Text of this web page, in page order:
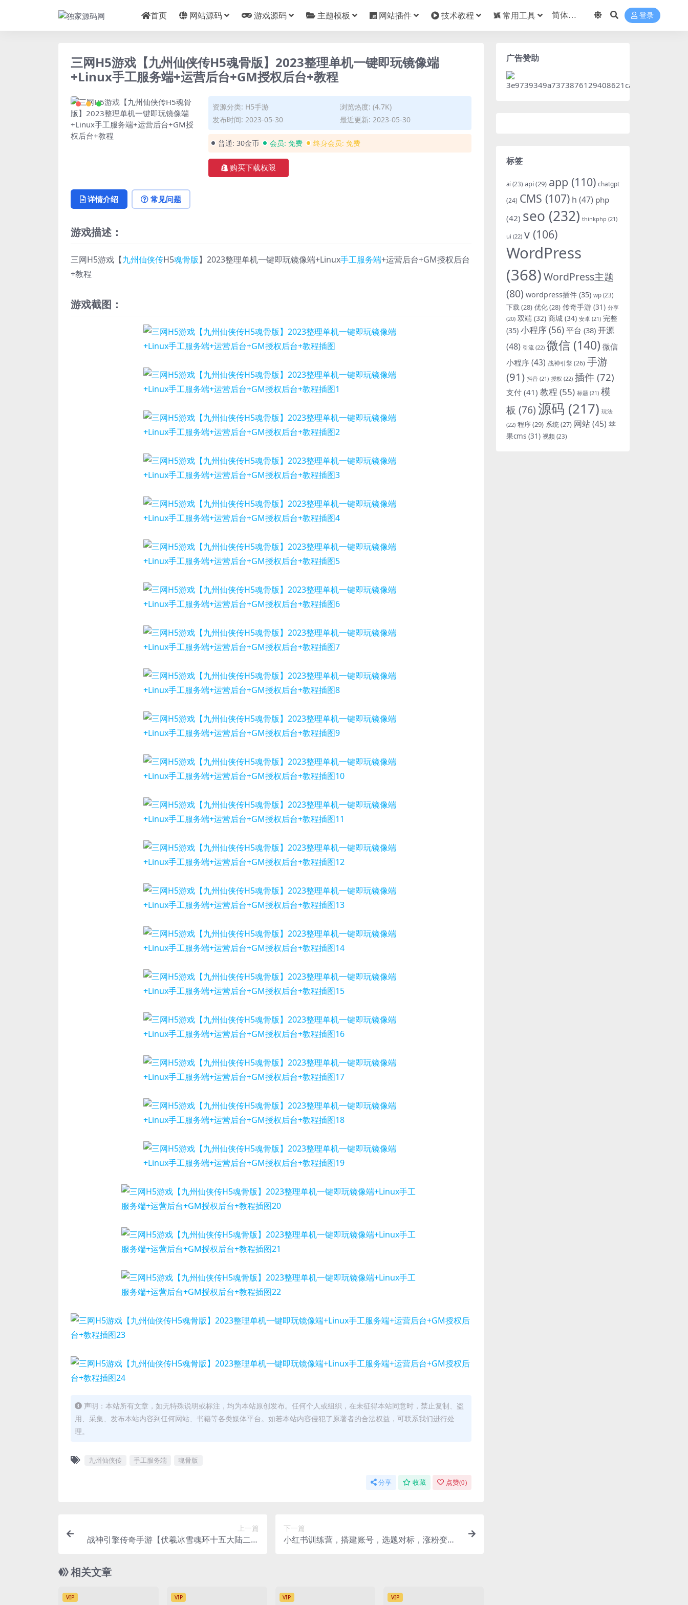
首页 网站源码 游戏源码 主题模板 网站插件 技术教程 常用工具 登录
三网H5游戏【九州仙侠传H5魂骨版】2023整理单机一键即玩镜像端
+Linux手工服务端+运营后台+GM授权后台+教程
资源分类: H5手游
浏览热度: (4.7K)
发布时间: 2023-05-30
最近更新: 2023-05-30
普通: 30金币 会员: 免费 终身会员: 免费
购买下载权限
详情介绍 常见问题
游戏描述：
三网H5游戏【九州仙侠传H5魂骨版】2023整理单机一键即玩镜像端+Linux手工服务端+运营后台+GM授权后台
+教程
游戏截图：
声明：本站所有文章，如无特殊说明或标注，均为本站原创发布。任何个人或组织，在未征得本站同意时，禁止复制、盗
用、采集、发布本站内容到任何网站、书籍等各类媒体平台。如若本站内容侵犯了原著者的合法权益，可联系我们进行处
理。
九州仙侠传 手工服务端 魂骨版
分享 收藏 点赞(0)
上一篇
战神引擎传奇手游【伏羲冰雪魂环十五大陆二开
下一篇
小红书训练营，搭建账号，选题对标，涨粉变
相关文章
VIP VIP VIP VIP
广告赞助
标签
ai (23) api(29) app (110) chatgpt
(24) CMS (107) h (47) php
(42) seo (232) thinkphp (21)
ui (22) v (106)
WordPress
(368)WordPress主题
(80) wordpress插件 (35) wp (23)
下载(28) 优化(28) 传奇手游 (31) 分享
(20) 双端 (32) 商城 (34) 安卓 (21) 完整
(35) 小程序(56) 平台 (38) 开源
(48) 引流 (22) 微信 (140) 微信
小程序(43) 战神引擎(26) 手游
(91) 抖音 (21) 授权 (22) 插件 (72)
支付 (41) 教程 (55) 标题 (21) 模
板 (76)源码 (217) 玩法
(22) 程序(29) 系统(27) 网站(45) 苹
果cms (31) 视频 (23)